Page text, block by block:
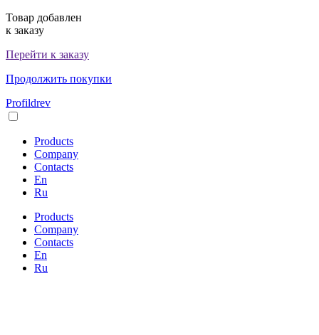
Товар добавлен
к заказу
Перейти к заказу
Продолжить покупки
Profildrev
Products
Сompany
Сontacts
En
Ru
Products
Сompany
Сontacts
En
Ru